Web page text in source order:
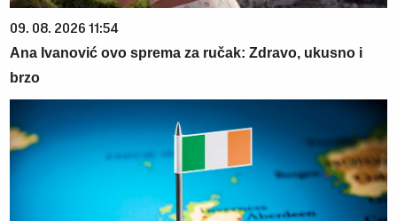
09. 08. 2026 11:54
Ana Ivanović ovo sprema za ručak: Zdravo, ukusno i
brzo